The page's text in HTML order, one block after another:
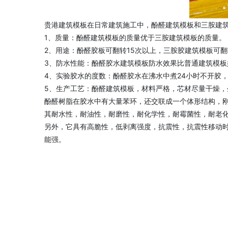
贵港建筑模板在日常建筑施工中，酚醛建筑模板和三胺建
1、质量：酚醛建筑模板的质量优于三胺建筑模板的质量。
2、用途：酚醛胶板可翻转15次以上，三胺胶建筑模板可
3、防水性能：酚醛胶水建筑模板防水效果比普通建筑模
4、实验胶水的度数：酚醛胶水在沸水中煮24小时不开胶
5、生产工艺：酚醛建筑模板，材料严格，芯材尽量干燥
酚醛树脂在胶水中有大量苯环，还交联成一个体形结构
其耐水性，耐油性，耐磨性，耐化学性，耐霉菌性，耐
另外，它具有高脆性，低剥离强度，抗震性，抗震性移
能强。